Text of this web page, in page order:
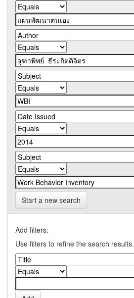
Start a new search
Add filters:
Use filters to refine the search results.